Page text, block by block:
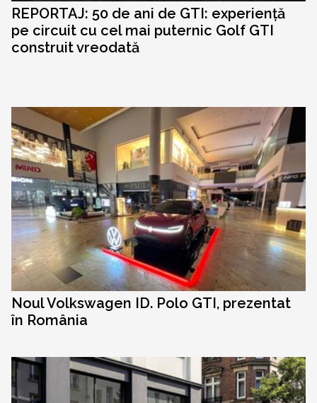
REPORTAJ: 50 de ani de GTI: experiență
pe circuit cu cel mai puternic Golf GTI
construit vreodată
Noul Volkswagen ID. Polo GTI, prezentat
în România